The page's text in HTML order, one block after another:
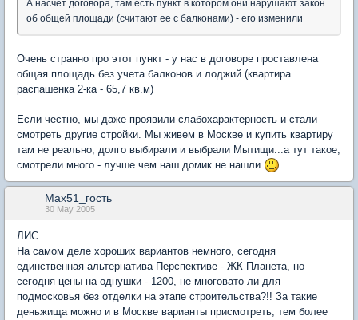
А насчет договора, там есть пункт в котором они нарушают закон
об общей площади (считают ее с балконами) - его изменили
Очень странно про этот пункт - у нас в договоре проставлена
общая площадь без учета балконов и лоджий (квартира
распашенка 2-ка - 65,7 кв.м)
Если честно, мы даже проявили слабохарактерность и стали
смотреть другие стройки. Мы живем в Москве и купить квартиру
там не реально, долго выбирали и выбрали Мытищи...а тут такое,
смотрели много - лучше чем наш домик не нашли
Max51_гость
30 May 2005
ЛИС
На самом деле хороших вариантов немного, сегодня
единственная альтернатива Перспективе - ЖК Планета, но
сегодня цены на однушки - 1200, не многовато ли для
подмосковья без отделки на этапе строительства?!! За такие
деньжища можно и в Москве варианты присмотреть, тем более